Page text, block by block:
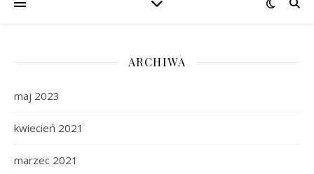
ARCHIWA
maj 2023
kwiecień 2021
marzec 2021